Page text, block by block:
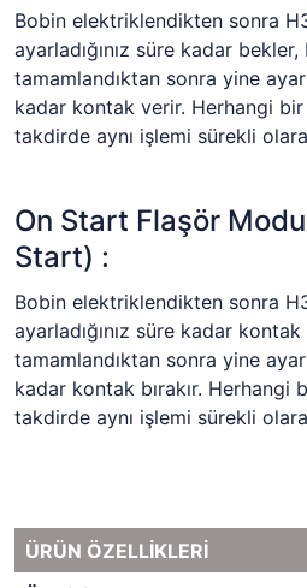
Bobin elektriklendikten sonra
ayarladığınız süre kadar
tamamlandıktan sonra yine
kadar kontak verir. Herhangi bir
takdirde aynı işlemi sürekli
On Start Flaşör
Start) :
Bobin elektriklendikten sonra
ayarladığınız süre kadar
tamamlandıktan sonra yine
kadar kontak bırakır. Herhangi
takdirde aynı işlemi sürekli
ÜRÜN ÖZELLİKLERİ